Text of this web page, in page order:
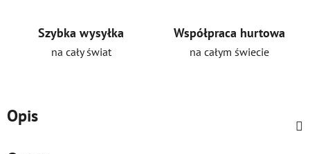
Szybka wysyłka
na cały świat
Współpraca hurtowa
na całym świecie
Opis